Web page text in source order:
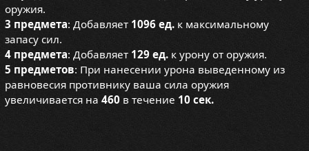
оружия.
3 предмета: Добавляет 1096 ед.к максимальному
запасу сил.
4 предмета: Добавляет 129 ед.к урону от оружия.
5 предметов: При нанесении урона выведенному из
равновесия противнику ваша сила оружия
увеличивается на 460в течение 10 сек.